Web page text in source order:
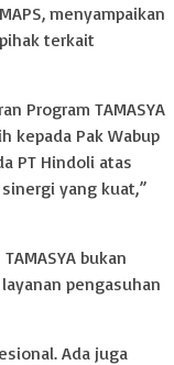
menyampaikan
terkait
Program TAMASYA
kepada Pak Wabup
PT Hindoli atas
yang kuat,”
bukan
pengasuhan
Ada juga